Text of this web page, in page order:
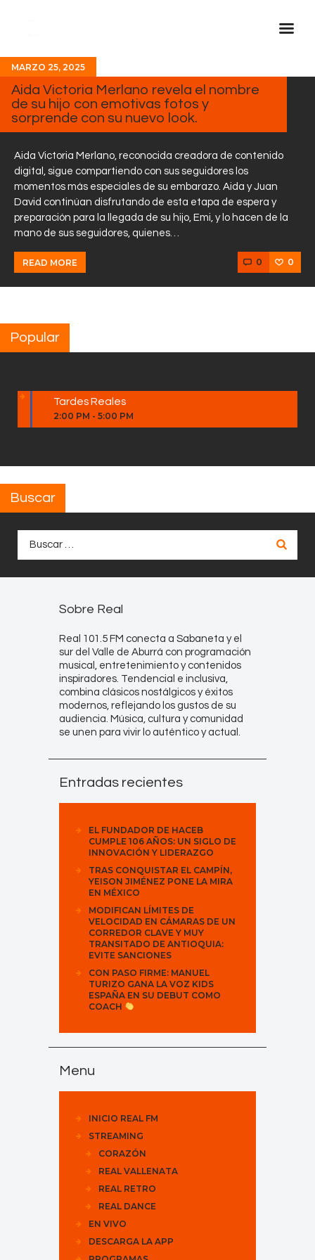
Inicio Real FM
Streaming
En Vivo
Descarga La APP
Programas
Noticias
Equipo
Sobre Nosotros
Contactos
MARZO 25, 2025
Aida Victoria Merlano revela el nombre
de su hijo con emotivas fotos y
sorprende con su nuevo look.
Aida Victoria Merlano, reconocida creadora de contenido
digital, sigue compartiendo con sus seguidores los
momentos más especiales de su embarazo. Aida y Juan
David continúan disfrutando de esta etapa de espera y
preparación para la llegada de su hijo, Emi, y lo hacen de la
mano de sus seguidores, quienes…
READ MORE 0 0
Popular
Tardes Reales
2:00 PM - 5:00 PM
Buscar
Sobre Real
Real 101.5 FM conecta a Sabaneta y el
sur del Valle de Aburrá con programación
musical, entretenimiento y contenidos
inspiradores. Tendencial e inclusiva,
combina clásicos nostálgicos y éxitos
modernos, reflejando los gustos de su
audiencia. Música, cultura y comunidad
se unen para vivir lo auténtico y actual.
Entradas recientes
EL FUNDADOR DE HACEB
CUMPLE 106 AÑOS: UN SIGLO DE
INNOVACIÓN Y LIDERAZGO
TRAS CONQUISTAR EL CAMPÍN,
YEISON JIMÉNEZ PONE LA MIRA
EN MÉXICO
MODIFICAN LÍMITES DE
VELOCIDAD EN CÁMARAS DE UN
CORREDOR CLAVE Y MUY
TRANSITADO DE ANTIOQUIA:
EVITE SANCIONES
CON PASO FIRME: MANUEL
TURIZO GANA LA VOZ KIDS
ESPAÑA EN SU DEBUT COMO
COACH
Menu
INICIO REAL FM
STREAMING
CORAZÓN
REAL VALLENATA
REAL RETRO
REAL DANCE
EN VIVO
DESCARGA LA APP